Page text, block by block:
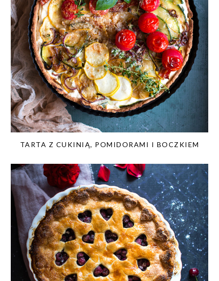
TARTA Z CUKINIĄ, POMIDORAMI I BOCZKIEM